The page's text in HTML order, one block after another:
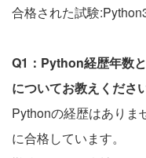
合格された試験
Q1：Python経歴年数
についてお教えください
Pythonの経歴はありま
に合格しています。